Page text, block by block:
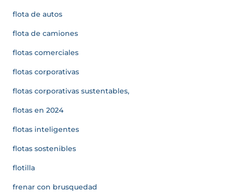
flota de autos
flota de camiones
flotas comerciales
flotas corporativas
flotas corporativas sustentables,
flotas en 2024
flotas inteligentes
flotas sostenibles
flotilla
frenar con brusquedad